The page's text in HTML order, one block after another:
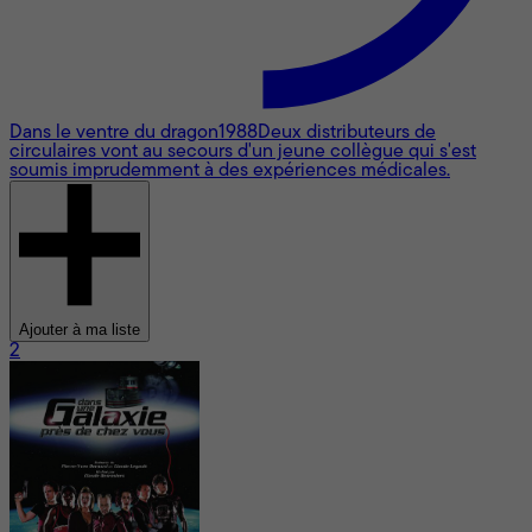
Dans le ventre du dragon1988Deux distributeurs de
circulaires vont au secours d'un jeune collègue qui s'est
soumis imprudemment à des expériences médicales.
Ajouter à ma liste
2